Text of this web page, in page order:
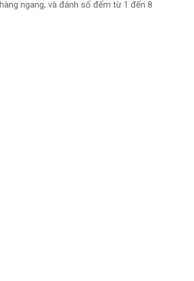
ngang, và đánh số đếm từ 1 đến 8